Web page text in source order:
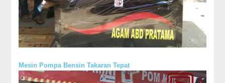
Mesin Pompa Bensin Takaran Tepat